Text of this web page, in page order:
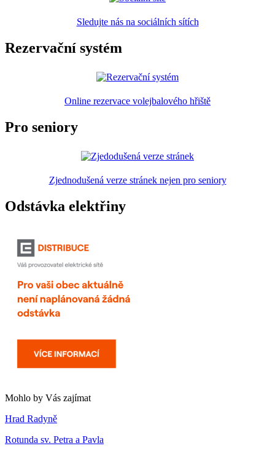
Sledujte nás na sociálních sítích
Rezervační systém
Online rezervace volejbalového hřiště
Pro seniory
Zjednodušená verze stránek nejen pro seniory
Odstávka elektřiny
Mohlo by Vás zajímat
Hrad Radyně
Rotunda sv. Petra a Pavla